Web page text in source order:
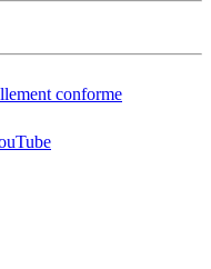
conforme